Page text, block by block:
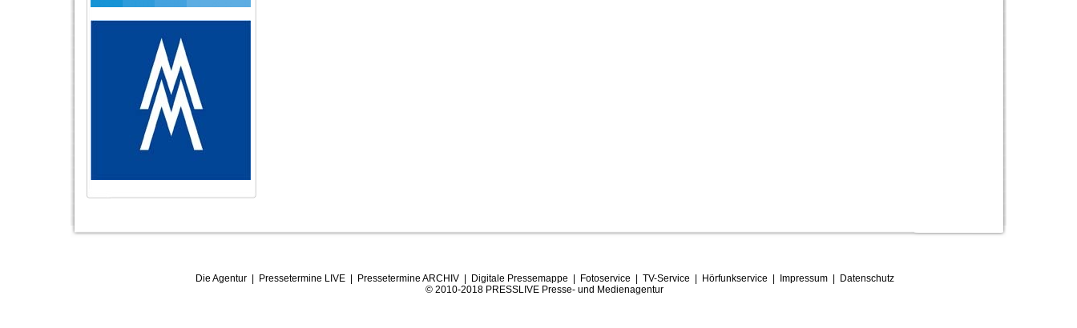
Die Agentur| Pressetermine LIVE| Pressetermine ARCHIV| Digitale Pressemappe Fotoservice TV-Service Hörfunkservice Impressum| Datenschutz
© 2010-2018 PRESSLIVE Presse- und Medienagentur